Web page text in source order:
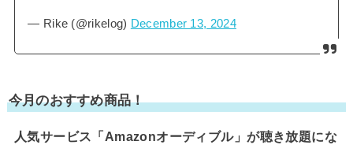
— Rike (@rikelog) December 13, 2024
今月のおすすめ商品！
人気サービス「Amazonオーディブル」が聴き放題にな